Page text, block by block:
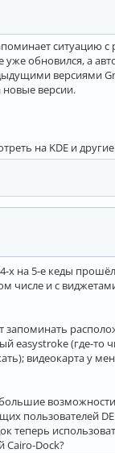
ситуацию
уже обновился, а
версиями
новые версии.
на KDE и
х на 5-е кеды
числе и с
запоминать
easystroke (где-то
видеокарта у
пользователей
теперь
Cairo-Dock?